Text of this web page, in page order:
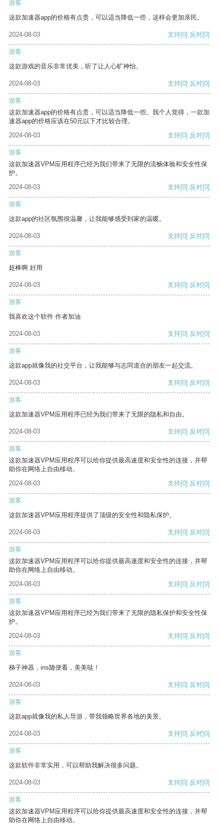
游客
这款加速器app的价格有点贵，可以适当降低一些，这样会更加亲民。
2024-08-03 支持[0] 反对[0]
游客
这款游戏的音乐非常优美，听了让人心旷神怡。
2024-08-03 支持[0] 反对[0]
游客
这款加速器app的价格有点贵，可以适当降低一些。我个人觉得，一款加
速器app的价格应该在50元以下才比较合理。
2024-08-03
支持[0] 反对[0]
游客
这款加速器VPM应用程序已经为我们带来了无限的流畅体验和安全性保
护。
2024-08-03
支持[0] 反对[0]
游客
这款app的社区氛围很温馨，让我能够感受到家的温暖。
2024-08-03 支持[0] 反对[0]
游客
超棒啊 好用
2024-08-03 支持[0] 反对[0]
游客
我喜欢这个软件 作者加油
2024-08-03 支持[0] 反对[0]
游客
这款app就像我的社交平台，让我能够与志同道合的朋友一起交流。
2024-08-03 支持[0] 反对[0]
游客
这款加速器VPM应用程序已经为我们带来了无限的隐私和自由。
2024-08-03 支持[0] 反对[0]
游客
这款加速器VPM应用程序可以给你提供最高速度和安全性的连接，并帮
助你在网络上自由移动。
2024-08-03
支持[0] 反对[0]
游客
这款加速器VPM应用程序提供了顶级的安全性和隐私保护。
2024-08-03 支持[0] 反对[0]
游客
这款加速器VPM应用程序可以给你提供最高速度和安全性的连接，并帮
助你在网络上自由移动。
2024-08-03
支持[0] 反对[0]
游客
这款加速器VPM应用程序已经为我们带来了无限的隐私保护和安全性保
护。
2024-08-03
支持[0] 反对[0]
游客
梯子神器，ins随便看，美美哒！
2024-08-03 支持[0] 反对[0]
游客
这款app就像我的私人导游，带我领略世界各地的美景。
2024-08-03 支持[0] 反对[0]
游客
这款软件非常实用，可以帮助我解决很多问题。
2024-08-03 支持[0] 反对[0]
游客
这款加速器VPM应用程序可以给你提供最高速度和安全性的连接，并帮
助你在网络上自由移动。